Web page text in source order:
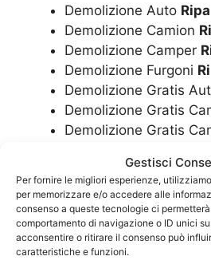
Gestisci
Per fornire le migliori esperienze,
per memorizzare e/o accedere alle
consenso a queste tecnologie ci
comportamento di navigazione o ID unici
acconsentire o ritirare il consenso può
caratteristiche e funzioni.
Demolizione Auto Ripa
Demolizione Camion
Demolizione Camper
Demolizione Furgoni
Demolizione Gratis
Demolizione Gratis
Demolizione Gratis
Demolizione Gratis
Demolizione Gratis
Demolizione Gratis
Demolizione Gratis
Demolizione Gratuita